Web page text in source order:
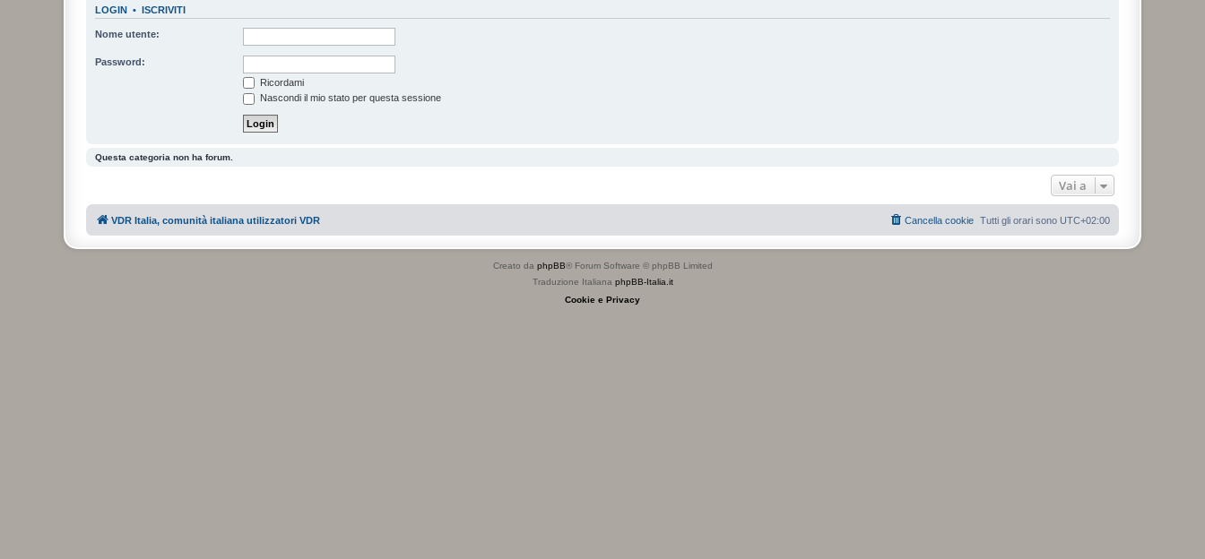
LOGIN • ISCRIVITI
Nome utente:
Password:
Ricordami
Nascondi il mio stato per questa sessione
Questa categoria non ha forum.
Vai a
VDR Italia, comunità italiana utilizzatori VDR Tutti gli orari sono UTC+02:00
Cancella cookie
Creato da phpBB® Forum Software © phpBB Limited
Traduzione Italiana phpBB-Italia.it
Cookie e Privacy